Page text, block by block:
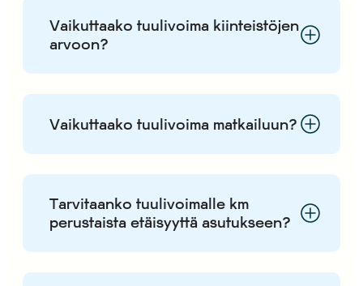
Vaikuttaako tuulivoima kiinteistöjen
arvoon?
Vaikuttaako tuulivoima matkailuun?
Tarvitaanko tuulivoimalle km
perustaista etäisyyttä asutukseen?